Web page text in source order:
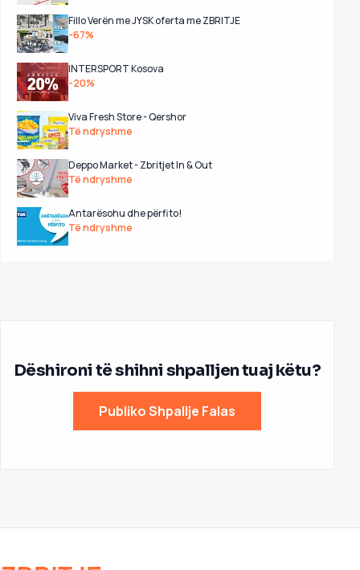
Fillo Verën me JYSK oferta me ZBRITJE
-67%
INTERSPORT Kosova
-20%
Viva Fresh Store - Qershor
Të ndryshme
Deppo Market - Zbritjet In & Out
Të ndryshme
Antarësohu dhe përfito!
Të ndryshme
Dëshironi të shihni shpalljen tuaj këtu?
Publiko Shpallje Falas